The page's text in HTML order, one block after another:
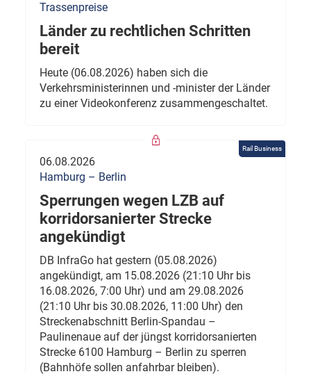
Trassenpreise
Länder zu rechtlichen Schritten
bereit
Heute (06.08.2026) haben sich die
Verkehrsministerinnen und -minister der Länder
zu einer Videokonferenz zusammengeschaltet.
Rail Business
06.08.2026
Hamburg – Berlin
Sperrungen wegen LZB auf
korridorsanierter Strecke
angekündigt
DB InfraGo hat gestern (05.08.2026)
angekündigt, am 15.08.2026 (21:10 Uhr bis
16.08.2026, 7:00 Uhr) und am 29.08.2026
(21:10 Uhr bis 30.08.2026, 11:00 Uhr) den
Streckenabschnitt Berlin-Spandau –
Paulinenaue auf der jüngst korridorsanierten
Strecke 6100 Hamburg – Berlin zu sperren
(Bahnhöfe sollen anfahrbar bleiben).